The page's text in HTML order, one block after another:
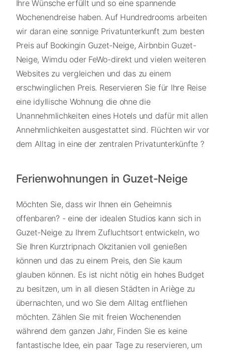
Ihre Wünsche erfüllt und so eine spannende
Wochenendreise haben. Auf Hundredrooms arbeiten
wir daran eine sonnige Privatunterkunft zum besten
Preis auf Bookingin Guzet-Neige, Airbnbin Guzet-
Neige, Wimdu oder FeWo-direkt und vielen weiteren
Websites zu vergleichen und das zu einem
erschwinglichen Preis. Reservieren Sie für Ihre Reise
eine idyllische Wohnung die ohne die
Unannehmlichkeiten eines Hotels und dafür mit allen
Annehmlichkeiten ausgestattet sind. Flüchten wir vor
dem Alltag in eine der zentralen Privatunterkünfte ?
Ferienwohnungen in Guzet-Neige
Möchten Sie, dass wir Ihnen ein Geheimnis
offenbaren? - eine der idealen Studios kann sich in
Guzet-Neige zu Ihrem Zufluchtsort entwickeln, wo
Sie Ihren Kurztripnach Okzitanien voll genießen
können und das zu einem Preis, den Sie kaum
glauben können. Es ist nicht nötig ein hohes Budget
zu besitzen, um in all diesen Städten in Ariège zu
übernachten, und wo Sie dem Alltag entfliehen
möchten. Zählen Sie mit freien Wochenenden
während dem ganzen Jahr, Finden Sie es keine
fantastische Idee, ein paar Tage zu reservieren, um